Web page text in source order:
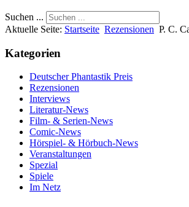
Suchen ...
Aktuelle Seite: Startseite Rezensionen P. C.
Kategorien
Deutscher Phantastik Preis
Rezensionen
Interviews
Literatur-News
Film- & Serien-News
Comic-News
Hörspiel- & Hörbuch-News
Veranstaltungen
Spezial
Spiele
Im Netz